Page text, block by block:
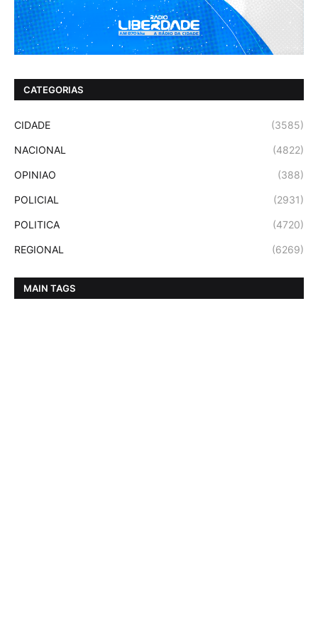
CATEGORIAS
CIDADE (3585)
NACIONAL (4822)
OPINIAO (388)
POLICIAL (2931)
POLITICA (4720)
REGIONAL (6269)
MAIN TAGS